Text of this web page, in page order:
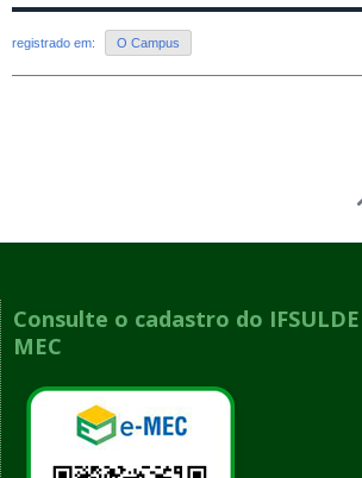
registrado em: O Campus
Consulte o cadastro do
MEC